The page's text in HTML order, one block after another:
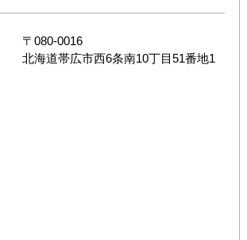
〒 080-0016
北海道帯広市西6条南10丁目51番地1